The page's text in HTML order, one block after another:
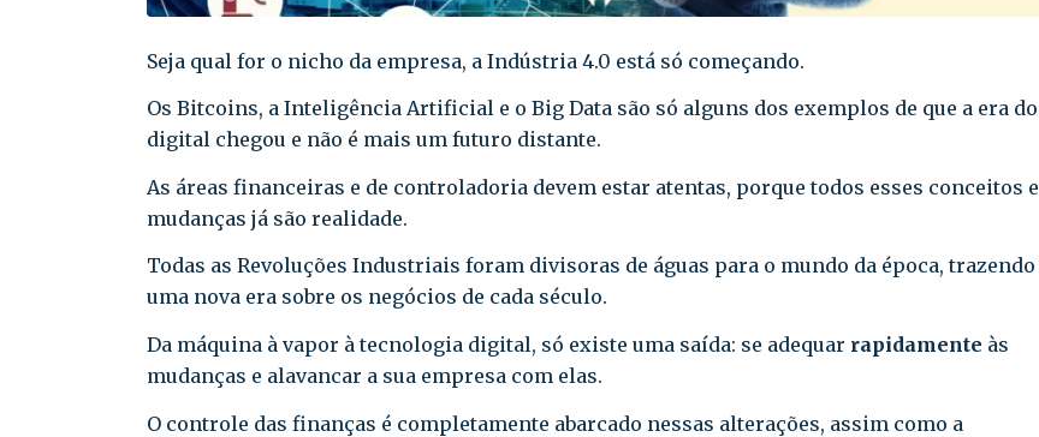
Seja qual for o nicho da empresa, a Indústria 4.0 está só começando.
Os Bitcoins, a Inteligência Artificial e o Big Data são só alguns dos exemplos de que a era do
digital chegou e não é mais um futuro distante.
As áreas financeiras e de controladoria devem estar atentas, porque todos esses conceitos e
mudanças já são realidade.
Todas as Revoluções Industriais foram divisoras de águas para o mundo da época, trazendo
uma nova era sobre os negócios de cada século.
Da máquina à vapor à tecnologia digital, só existe uma saída: se adequar rapidamente às
mudanças e alavancar a sua empresa com elas.
O controle das finanças é completamente abarcado nessas alterações, assim como a